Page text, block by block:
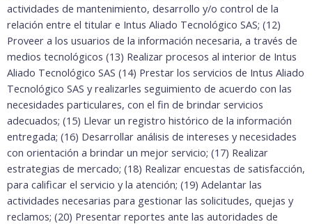
actividades de mantenimiento, desarrollo y/o control de la
relación entre el titular e Intus Aliado Tecnológico SAS; (12)
Proveer a los usuarios de la información necesaria, a través de
medios tecnológicos (13) Realizar procesos al interior de Intus
Aliado Tecnológico SAS (14) Prestar los servicios de Intus Aliado
Tecnológico SAS y realizarles seguimiento de acuerdo con las
necesidades particulares, con el fin de brindar servicios
adecuados; (15) Llevar un registro histórico de la información
entregada; (16) Desarrollar análisis de intereses y necesidades
con orientación a brindar un mejor servicio; (17) Realizar
estrategias de mercado; (18) Realizar encuestas de satisfacción,
para calificar el servicio y la atención; (19) Adelantar las
actividades necesarias para gestionar las solicitudes, quejas y
reclamos; (20) Presentar reportes ante las autoridades de